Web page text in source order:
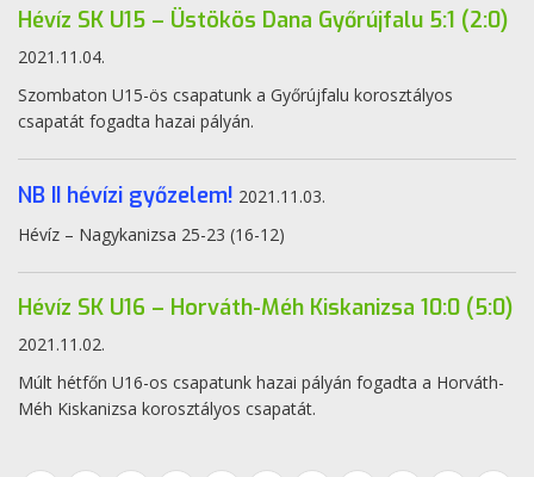
Hévíz SK U15 – Üstökös Dana Győrújfalu 5:1 (2:0)
2021.11.04.
Szombaton U15-ös csapatunk a Győrújfalu korosztályos
csapatát fogadta hazai pályán.
NB II hévízi győzelem! 2021.11.03.
Hévíz – Nagykanizsa 25-23 (16-12)
Hévíz SK U16 – Horváth-Méh Kiskanizsa 10:0 (5:0)
2021.11.02.
Múlt hétfőn U16-os csapatunk hazai pályán fogadta a Horváth-
Méh Kiskanizsa korosztályos csapatát.